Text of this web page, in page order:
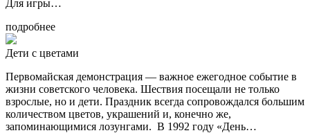
Для игры…
подробнее
Дети с цветами
Первомайская демонстрация — важное ежегодное событие в
жизни советского человека. Шествия посещали не только
взрослые, но и дети. Праздник всегда сопровождался большим
количеством цветов, украшений и, конечно же,
запоминающимися лозунгами. В 1992 году «День…